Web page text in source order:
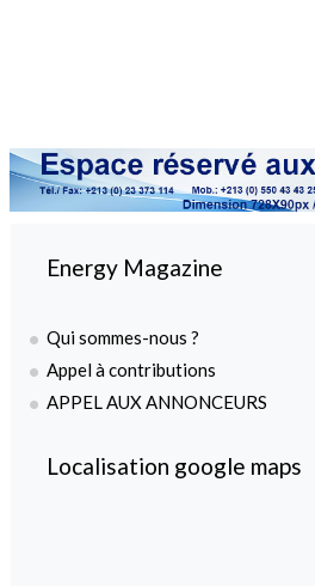
Energy Magazine
Qui sommes-nous ?
Appel à contributions
APPEL AUX ANNONCEURS
Localisation google maps